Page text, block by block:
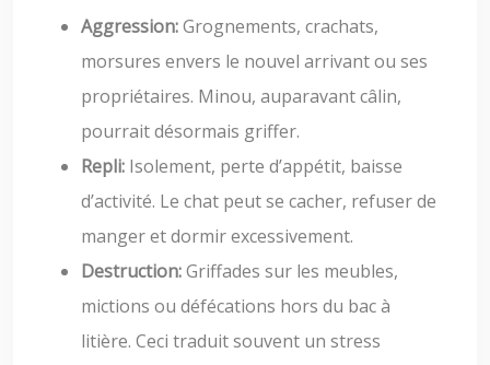
Aggression:Grognements, crachats,
morsures envers le nouvel arrivant ou ses
propriétaires. Minou, auparavant câlin,
pourrait désormais griffer.
Repli: Isolement, perte d’appétit, baisse
d’activité. Le chat peut se cacher, refuser de
manger et dormir excessivement.
Destruction:Griffades sur les meubles,
mictions ou défécations hors du bac à
litière. Ceci traduit souvent un stress